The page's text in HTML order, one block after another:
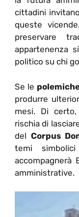
cittadini
queste
preservare
appartenenza
politico su chi
Se le
produrre
mesi. Di certo,
rischia di
del Corpus
temi
accompagnerà
amministrative.